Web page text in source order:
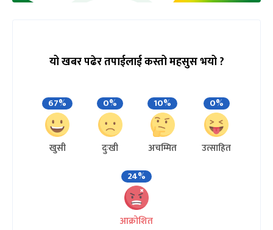
यो खबर पढेर तपाईलाई कस्तो महसुस भयो ?
67%
खुसी
0%
दुःखी
10%
अचम्मित
0%
उत्साहित
24%
आक्रोशित